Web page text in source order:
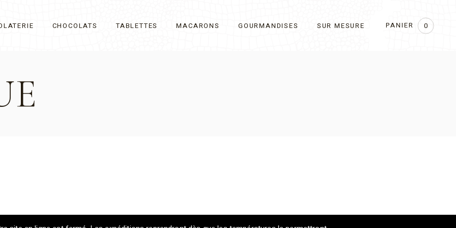
CHOCOLATS TABLETTES MACARONS GOURMANDISES SUR MESURE PANIER 0